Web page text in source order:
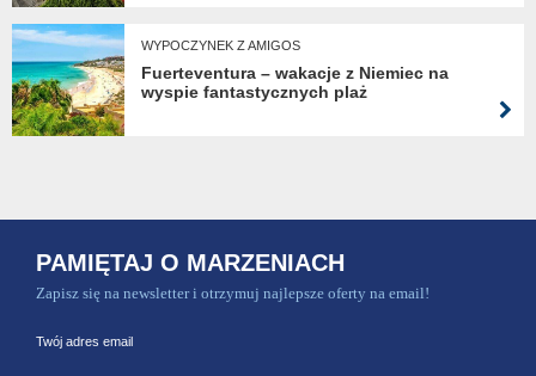
WYPOCZYNEK Z AMIGOS
Fuerteventura – wakacje z Niemiec na
wyspie fantastycznych plaż
PAMIĘTAJ O MARZENIACH
Zapisz się na newsletter i otrzymuj najlepsze oferty na email!
Twój adres email